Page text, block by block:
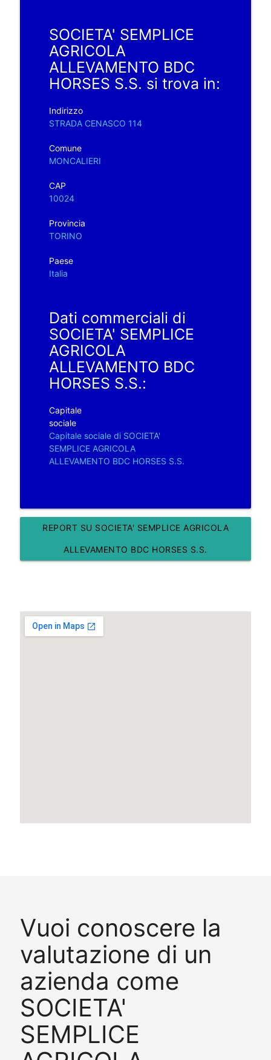
SOCIETA' SEMPLICE
AGRICOLA
ALLEVAMENTO BDC
HORSES S.S. si trova in:
Indirizzo
STRADA CENASCO 114
Comune
MONCALIERI
CAP
10024
Provincia
TORINO
Paese
Italia
Dati commerciali di
SOCIETA' SEMPLICE
AGRICOLA
ALLEVAMENTO BDC
HORSES S.S.:
Capitale
sociale
Capitale sociale di SOCIETA'
SEMPLICE AGRICOLA
ALLEVAMENTO BDC HORSES S.S.
REPORT SU SOCIETA' SEMPLICE AGRICOLA
ALLEVAMENTO BDC HORSES S.S.
Vuoi conoscere la
valutazione di un
azienda come
SOCIETA'
SEMPLICE